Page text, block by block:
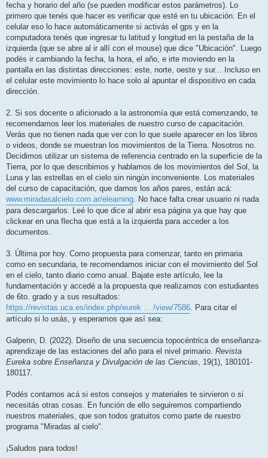
fecha y horario del año (se pueden modificar estos parámetros). Lo
primero que tenés que hacer es verificar que esté en tu ubicación. En el
celular eso lo hace automáticamente si activás el gps y en la
computadora tenés que ingresar tu latitud y longitud en la pestaña de la
izquierda (que se abre al ir allí con el mouse) que dice "Ubicación". Luego
podés ir cambiando la fecha, la hora, el año, e irte moviendo en la
pantalla en las distintas direcciones: este, norte, oeste y sur... Incluso en
el celular este movimiento lo hace solo al apuntar el dispositivo en cada
dirección.
2. Si sos docente o aficionado a la astronomía que está comenzando, te
recomendamos leer los materiales de nuestro curso de capacitación.
Verás que no tienen nada que ver con lo que suele aparecer en los libros
o videos, donde se muestran los movimientos de la Tierra. Nosotros no.
Decidimos utilizar un sistema de referencia centrado en la superficie de la
Tierra, por lo que describimos y hablamos de los movimientos del Sol, la
Luna y las estrellas en el cielo sin ningún inconveniente. Los materiales
del curso de capacitación, que damos los años pares, están acá:
www.miradasalcielo.com.ar/elearning. No hace falta crear usuario ni nada
para descargarlos. Leé lo que dice al abrir esa página ya que hay que
clickear en una flecha que está a la izquierda para acceder a los
documentos.
3. Última por hoy. Como propuesta para comenzar, tanto en primaria
como en secundaria, te recomendamos iniciar con el movimiento del Sol
en el cielo, tanto diario como anual. Bajate este artículo, lee la
fundamentación y accedé a la propuesta que realizamos con estudiantes
de 6to. grado y a sus resultados:
https://revistas.uca.es/index.php/eurek ... /view/7586. Para citar el
artículo si lo usás, y esperamos que así sea:
Galperin, D. (2022). Diseño de una secuencia topocéntrica de enseñanza-
aprendizaje de las estaciones del año para el nivel primario. Revista
Eureka sobre Enseñanza y Divulgación de las Ciencias, 19(1), 180101-
180117.
Podés contarnos acá si estos consejos y materiales te sirvieron o si
necesitás otras cosas. En función de ello seguiremos compartiendo
nuestros materiales, que son todos gratuitos como parte de nuestro
programa "Miradas al cielo".
¡Saludos para todos!